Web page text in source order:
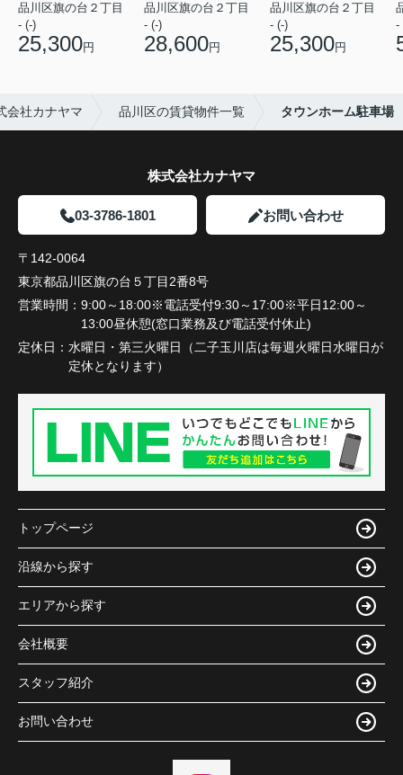
品川区旗の台２丁目
- (-)
25,300円
品川区旗の台２丁目
- (-)
28,600円
品川区旗の台２丁目
- (-)
25,300円
-
会社カナヤマ 品川区の賃貸物件一覧 タウンホーム駐車場
株式会社カナヤマ
03-3786-1801 お問い合わせ
〒142-0064
東京都品川区旗の台５丁目2番8号
営業時間： 9:00～18:00※電話受付9:30～17:00※平日12:00～
13:00昼休憩(窓口業務及び電話受付休止)
定休日： 水曜日・第三火曜日（二子玉川店は毎週火曜日水曜日が
定休となります）
トップページ
沿線から探す
エリアから探す
会社概要
スタッフ紹介
お問い合わせ